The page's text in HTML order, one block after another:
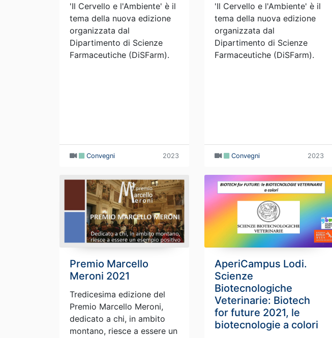
'Il Cervello e l'Ambiente' è il
tema della nuova edizione
organizzata dal
Dipartimento di Scienze
Farmaceutiche (DiSFarm).
Convegni 2023
'Il Cervello e l'Ambiente' è il
tema della nuova edizione
organizzata dal
Dipartimento di Scienze
Farmaceutiche (DiSFarm).
Convegni 2023
Premio Marcello
Meroni 2021
Tredicesima edizione del
Premio Marcello Meroni,
dedicato a chi, in ambito
montano, riesce a essere un
AperiCampus Lodi.
Scienze
Biotecnologiche
Veterinarie: Biotech
for future 2021, le
biotecnologie a colori